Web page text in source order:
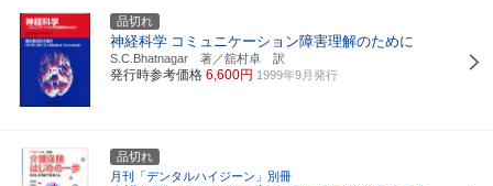
品切れ
神経科学 コミュニケーション障害理解のために
S.C.Bhatnagar 著／舘村卓 訳
発行時参考価格 6,600円 1999年9月発行
品切れ
月刊「デンタルハイジーン」別冊